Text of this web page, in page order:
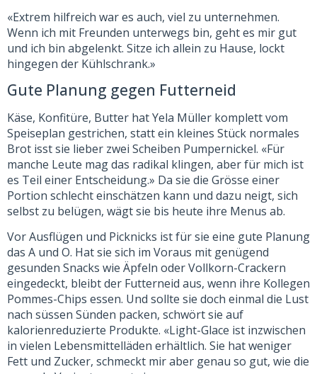
«Extrem hilfreich war es auch, viel zu unternehmen.
Wenn ich mit Freunden unterwegs bin, geht es mir gut
und ich bin abgelenkt. Sitze ich allein zu Hause, lockt
hingegen der Kühlschrank.»
Gute Planung gegen Futterneid
Käse, Konfitüre, Butter hat Yela Müller komplett vom
Speiseplan gestrichen, statt ein kleines Stück normales
Brot isst sie lieber zwei Scheiben Pumpernickel. «Für
manche Leute mag das radikal klingen, aber für mich ist
es Teil einer Entscheidung.» Da sie die Grösse einer
Portion schlecht einschätzen kann und dazu neigt, sich
selbst zu belügen, wägt sie bis heute ihre Menus ab.
Vor Ausflügen und Picknicks ist für sie eine gute Planung
das A und O. Hat sie sich im Voraus mit genügend
gesunden Snacks wie Äpfeln oder Vollkorn-Crackern
eingedeckt, bleibt der Futterneid aus, wenn ihre Kollegen
Pommes-Chips essen. Und sollte sie doch einmal die Lust
nach süssen Sünden packen, schwört sie auf
kalorienreduzierte Produkte. «Light-Glace ist inzwischen
in vielen Lebensmittelläden erhältlich. Sie hat weniger
Fett und Zucker, schmeckt mir aber genau so gut, wie die